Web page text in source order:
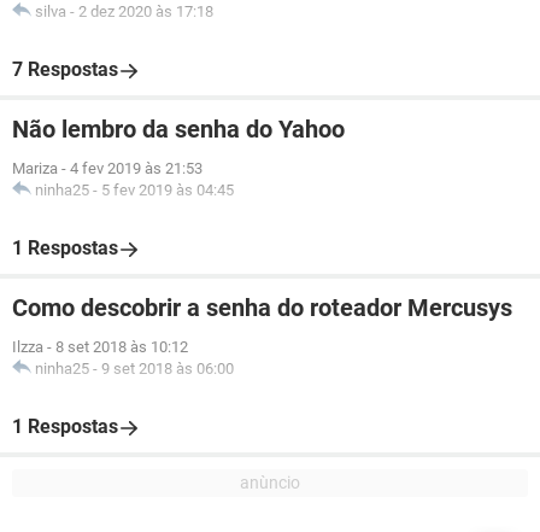
silva - 2 dez 2020 às 17:18
7 Respostas
Não lembro da senha do Yahoo
Mariza - 4 fev 2019 às 21:53
ninha25 - 5 fev 2019 às 04:45
1 Respostas
Como descobrir a senha do roteador Mercusys
Ilzza - 8 set 2018 às 10:12
ninha25 - 9 set 2018 às 06:00
1 Respostas